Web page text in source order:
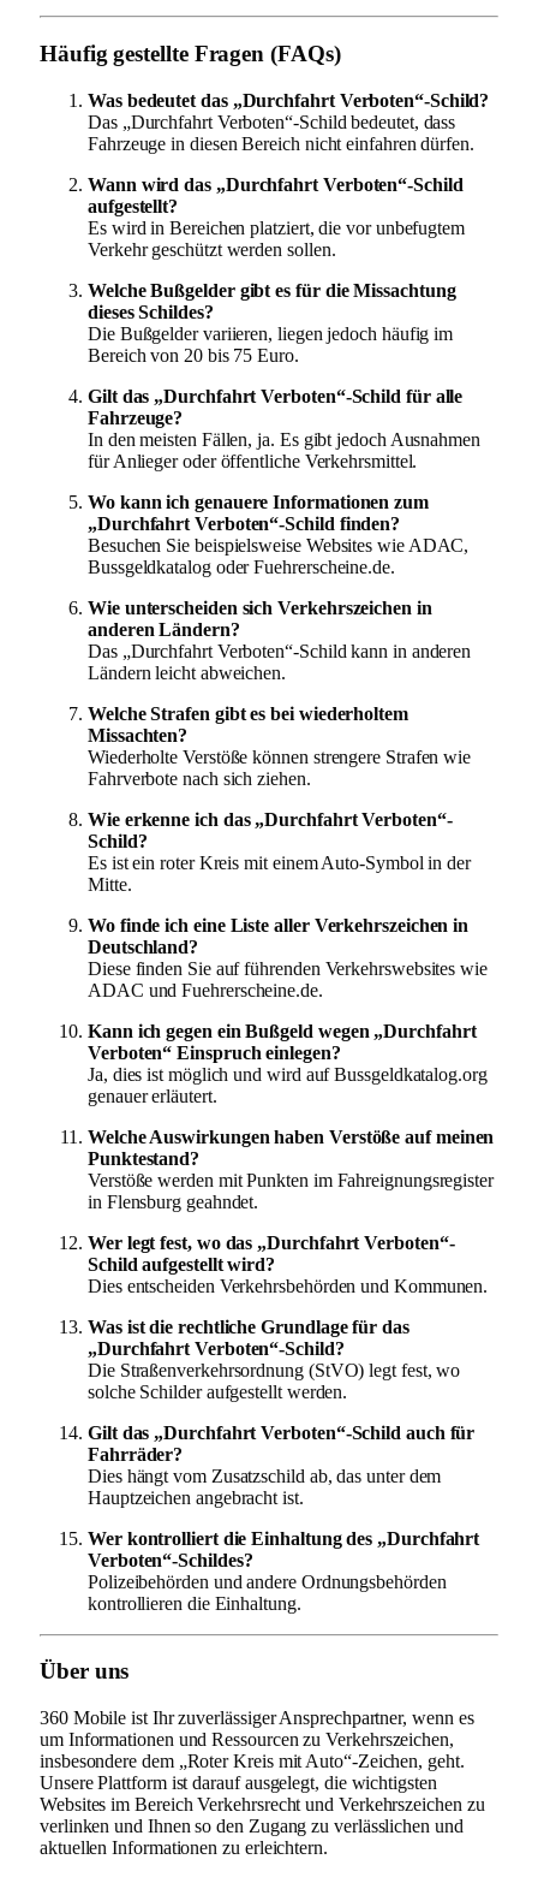
Häufig gestellte Fragen (FAQs)
Was bedeutet das „Durchfahrt Verboten“-Schild?
Das „Durchfahrt Verboten“-Schild bedeutet, dass
Fahrzeuge in diesen Bereich nicht einfahren dürfen.
Wann wird das „Durchfahrt Verboten“-Schild
aufgestellt?
Es wird in Bereichen platziert, die vor unbefugtem
Verkehr geschützt werden sollen.
Welche Bußgelder gibt es für die Missachtung
dieses Schildes?
Die Bußgelder variieren, liegen jedoch häufig im
Bereich von 20 bis 75 Euro.
Gilt das „Durchfahrt Verboten“-Schild für alle
Fahrzeuge?
In den meisten Fällen, ja. Es gibt jedoch Ausnahmen
für Anlieger oder öffentliche Verkehrsmittel.
Wo kann ich genauere Informationen zum
„Durchfahrt Verboten“-Schild finden?
Besuchen Sie beispielsweise Websites wie ADAC,
Bussgeldkatalog oder Fuehrerscheine.de.
Wie unterscheiden sich Verkehrszeichen in
anderen Ländern?
Das „Durchfahrt Verboten“-Schild kann in anderen
Ländern leicht abweichen.
Welche Strafen gibt es bei wiederholtem
Missachten?
Wiederholte Verstöße können strengere Strafen wie
Fahrverbote nach sich ziehen.
Wie erkenne ich das „Durchfahrt Verboten“-
Schild?
Es ist ein roter Kreis mit einem Auto-Symbol in der
Mitte.
Wo finde ich eine Liste aller Verkehrszeichen in
Deutschland?
Diese finden Sie auf führenden Verkehrswebsites wie
ADAC und Fuehrerscheine.de.
Kann ich gegen ein Bußgeld wegen „Durchfahrt
Verboten“ Einspruch einlegen?
Ja, dies ist möglich und wird auf Bussgeldkatalog.org
genauer erläutert.
Welche Auswirkungen haben Verstöße auf meinen
Punktestand?
Verstöße werden mit Punkten im Fahreignungsregister
in Flensburg geahndet.
Wer legt fest, wo das „Durchfahrt Verboten“-
Schild aufgestellt wird?
Dies entscheiden Verkehrsbehörden und Kommunen.
Was ist die rechtliche Grundlage für das
„Durchfahrt Verboten“-Schild?
Die Straßenverkehrsordnung (StVO) legt fest, wo
solche Schilder aufgestellt werden.
Gilt das „Durchfahrt Verboten“-Schild auch für
Fahrräder?
Dies hängt vom Zusatzschild ab, das unter dem
Hauptzeichen angebracht ist.
Wer kontrolliert die Einhaltung des „Durchfahrt
Verboten“-Schildes?
Polizeibehörden und andere Ordnungsbehörden
kontrollieren die Einhaltung.
Über uns
360 Mobile ist Ihr zuverlässiger Ansprechpartner, wenn es
um Informationen und Ressourcen zu Verkehrszeichen,
insbesondere dem „Roter Kreis mit Auto“-Zeichen, geht.
Unsere Plattform ist darauf ausgelegt, die wichtigsten
Websites im Bereich Verkehrsrecht und Verkehrszeichen zu
verlinken und Ihnen so den Zugang zu verlässlichen und
aktuellen Informationen zu erleichtern.